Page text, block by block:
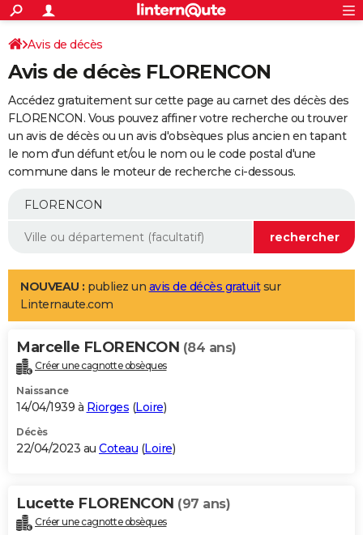
ACTUALITÉS
Politique
Société
Faits Divers
Education
Monde
Villes
+
SPORT
Coupe du monde 2026
Football
Tennis
Cyclisme
Rugby
Forum
Programme TV
TNT
Streaming
Cinéma
Sorties cinéma
Musique
+
FINANCE
Impôts
Immobilier
Risques naturels par ville
Banque
Assurance
Crédit
AUTO
Essais
Réserver un essai
Citadines
Berlines
SUV
Forum auto
+
Mobiles
Meilleur smartphone
Internet
Ordinateurs
Jeux vidéo
Guide high-tech
Aménagement intérieur
LIFESTYLE
Art de vivre
Bien-être
Loisirs
Mode
Modes de vie
Alimentation
Guide de la santé
Maladies
Médicaments
Sommeil
VOYAGE
Destinations
City break
Voyage nature
Voyage de noces
Forum
Climat
+PHOTO
GUIDES D'ACHAT
BONS PLANS
Carte de Noël
Carte Bonne année
Carte Saint-Valentin
Carte Pâques
Carte d'anniversaire
DICTIONNAIRE
Avis de décès
Avis de décès FLORENCON
Accédez gratuitement sur cette page au carnet des décès des
FLORENCON. Vous pouvez affiner votre recherche ou trouver
un avis de décès ou un avis d'obsèques plus ancien en tapant
le nom d'un défunt et/ou le nom ou le code postal d'une
commune dans le moteur de recherche ci-dessous.
NOUVEAU : publiez un avis de décès gratuitsur
Linternaute.com
Marcelle FLORENCON (84 ans)
Créer une cagnotte obsèques
Naissance
14/04/1939 à Riorges (Loire)
Décès
22/04/2023 au Coteau (Loire)
Lucette FLORENCON (97 ans)
Créer une cagnotte obsèques